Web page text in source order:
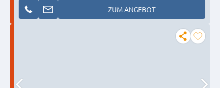
ZUM ANGEBOT